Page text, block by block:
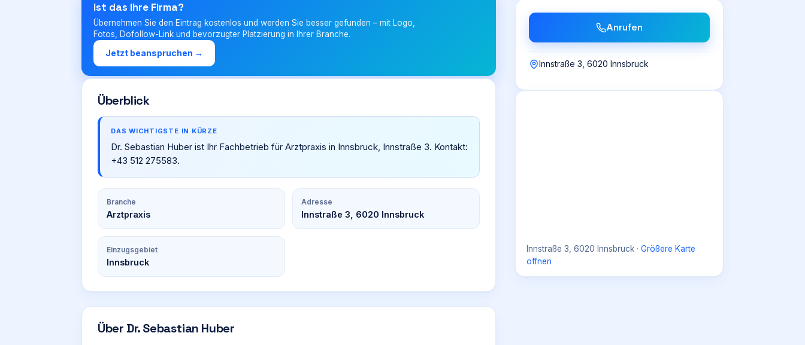
Ist das Ihre Firma?
Übernehmen Sie den Eintrag kostenlos und werden Sie besser gefunden – mit Logo,
Fotos, Dofollow-Link und bevorzugter Platzierung in Ihrer Branche.
Jetzt beanspruchen →
Überblick
DAS WICHTIGSTE IN KÜRZE
Dr. Sebastian Huber ist Ihr Fachbetrieb für Arztpraxis in Innsbruck, Innstraße 3. Kontakt:
+43 512 275583.
Branche
Arztpraxis
Adresse
Innstraße 3, 6020 Innsbruck
Einzugsgebiet
Innsbruck
Über Dr. Sebastian Huber
Anrufen
Innstraße 3, 6020 Innsbruck
Innstraße 3, 6020 Innsbruck · Größere Karte
öffnen